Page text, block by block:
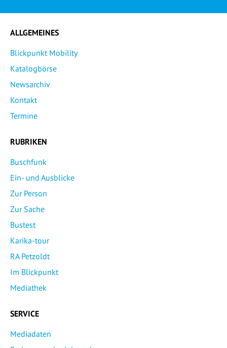
ALLGEMEINES
Blickpunkt Mobility
Katalogbörse
Newsarchiv
Kontakt
Termine
RUBRIKEN
Buschfunk
Ein- und Ausblicke
Zur Person
Zur Sache
Bustest
Karika-tour
RA Petzoldt
Im Blickpunkt
Mediathek
SERVICE
Mediadaten